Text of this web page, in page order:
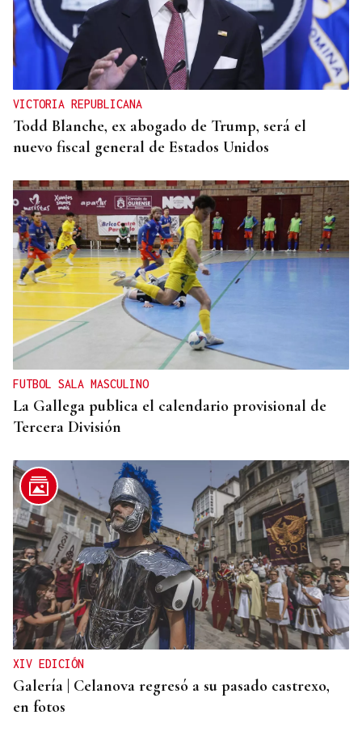
ADVIERTE CONTRA RETORNOS
Unicef asegura que "faltan menores por registrar"
en Ceuta y pide analizar caso por caso
VICTORIA REPUBLICANA
Todd Blanche, ex abogado de Trump, será el
nuevo fiscal general de Estados Unidos
FUTBOL SALA MASCULINO
La Gallega publica el calendario provisional de
Tercera División
XIV EDICIÓN
Galería | Celanova regresó a su pasado castrexo,
en fotos